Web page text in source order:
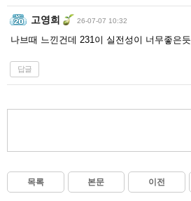
고영희 26-07-07 10:32
나브때 느낀건데 231이 실전성이 너무좋은듯
답글
목록 본문 이전